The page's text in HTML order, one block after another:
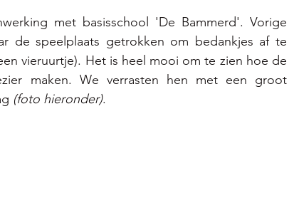
met basisschool 'De Bammerd'. Vorige
de speelplaats getrokken om bedankjes af te
vieruurtje). Het is heel mooi om te zien hoe de
maken. We verrasten hen met een groot
(foto hieronder).